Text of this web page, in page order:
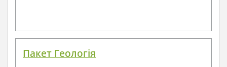
Пакет Геологія